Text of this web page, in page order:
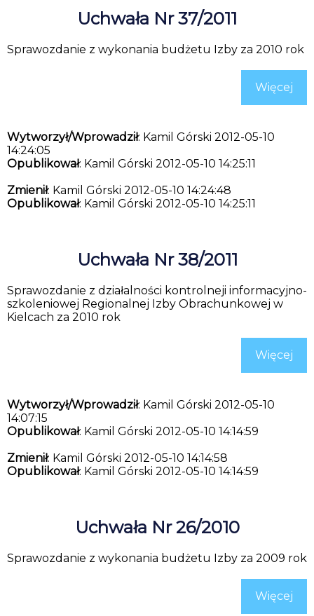
Uchwała Nr 37/2011
Sprawozdanie z wykonania budżetu Izby za 2010 rok
Więcej
Wytworzył/Wprowadził: Kamil Górski 2012-05-10
14:24:05
Opublikował: Kamil Górski 2012-05-10 14:25:11
Zmienił: Kamil Górski 2012-05-10 14:24:48
Opublikował: Kamil Górski 2012-05-10 14:25:11
Uchwała Nr 38/2011
Sprawozdanie z działalności kontrolneji informacyjno-
szkoleniowej Regionalnej Izby Obrachunkowej w
Kielcach za 2010 rok
Więcej
Wytworzył/Wprowadził: Kamil Górski 2012-05-10
14:07:15
Opublikował: Kamil Górski 2012-05-10 14:14:59
Zmienił: Kamil Górski 2012-05-10 14:14:58
Opublikował: Kamil Górski 2012-05-10 14:14:59
Uchwała Nr 26/2010
Sprawozdanie z wykonania budżetu Izby za 2009 rok
Więcej